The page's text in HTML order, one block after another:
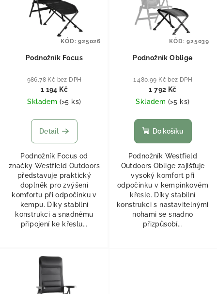
Podnožník Focus
986,78 Kč bez DPH
1 194 Kč
Skladem (>5 ks)
Detail
Podnožník Focus od
značky Westfield Outdoors
představuje praktický
doplněk pro zvýšení
komfortu při odpočinku v
kempu. Díky stabilní
konstrukci a snadnému
připojení ke křeslu...
KÓD:925026
Podnožník Oblige
1 480,99 Kč bez DPH
1 792 Kč
Skladem (>5 ks)
Do košíku
Podnožník Westfield
Outdoors Oblige zajišťuje
vysoký komfort při
odpočinku v kempinkovém
křesle. Díky stabilní
konstrukci s nastavitelnými
nohami se snadno
přizpůsobí...
KÓD:925039